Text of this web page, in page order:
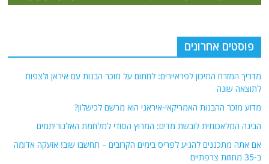
פוסטים אחרונים
מדריך המזרח התיכון לפראיירים: לחתום על מזכר הבנות עם איראן ולצפות
לתוצאה שונה
מדוע מזכר ההבנות האמריקאי-איראני הוא מרשם לכישלון?
הבינה המלאכותית לובשת מדים: המרוץ הסודי למלחמת האלגוריתמים
אם אתה מתכננים להגיע לפריס בימים הקרובים – תחשבו שוב! אזעקה אדומה
ב-35 מחוזות צרפתיים